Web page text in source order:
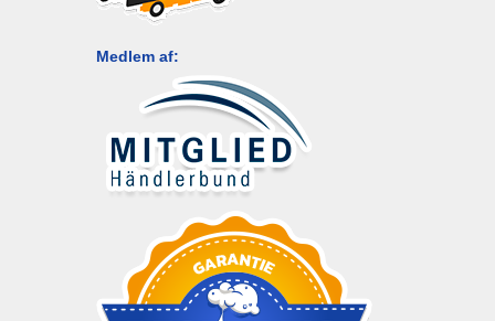
Medlem af: